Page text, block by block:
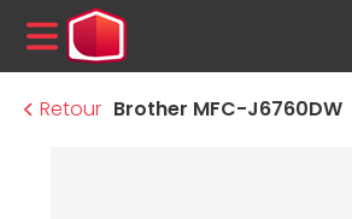
MENU
Retour Brother MFC-J6760DW